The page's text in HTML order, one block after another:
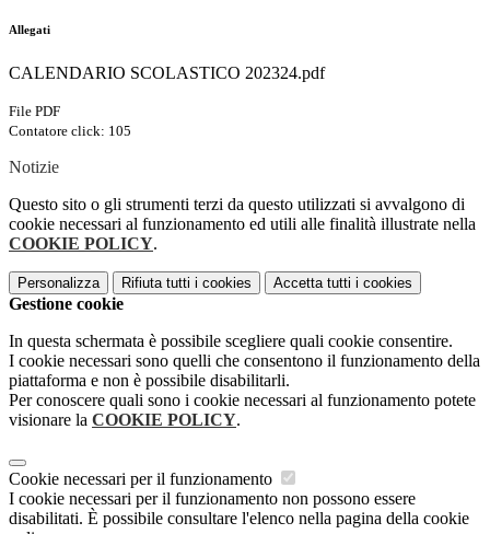
Allegati
CALENDARIO SCOLASTICO 202324.pdf
File PDF
Contatore click: 105
Notizie
Questo sito o gli strumenti terzi da questo utilizzati si avvalgono di
cookie necessari al funzionamento ed utili alle finalità illustrate nella
COOKIE POLICY.
Personalizza Rifiuta tutti i cookies Accetta tutti i cookies
Gestione cookie
In questa schermata è possibile scegliere quali cookie consentire.
I cookie necessari sono quelli che consentono il funzionamento della
piattaforma e non è possibile disabilitarli.
Per conoscere quali sono i cookie necessari al funzionamento potete
visionare la COOKIE POLICY.
Cookie necessari per il funzionamento
I cookie necessari per il funzionamento non possono essere
disabilitati. È possibile consultare l'elenco nella pagina della cookie